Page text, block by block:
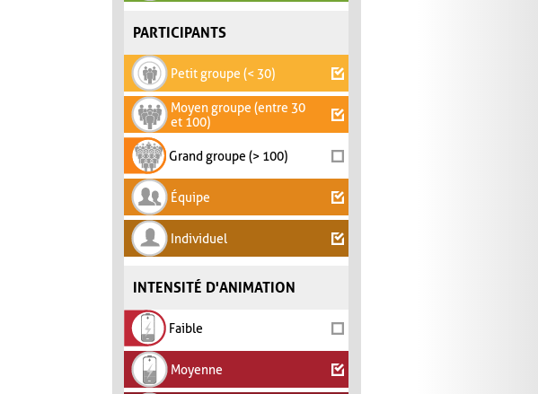
PARTICIPANTS
Petit groupe (< 30)
Moyen groupe (entre 30
et 100)
Grand groupe (> 100)
Équipe
Individuel
INTENSITÉ D'ANIMATION
Faible
Moyenne